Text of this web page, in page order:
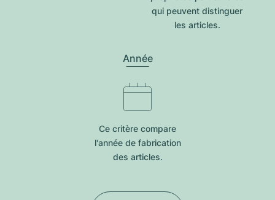
qui peuvent distinguer
les articles.
Année
Ce critère compare
l'année de fabrication
des articles.